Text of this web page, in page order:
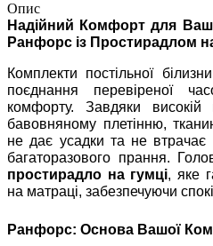
Опис
Надійний Комфорт для
Ранфорс із Простирадлом
Комплекти постільної
поєднання перевіреної
комфорту. Завдяки високій
бавовняному плетінню,
не дає усадки та не втрачає
багаторазового прання.
простирадло на гумці, яке
на матраці, забезпечуючи
Ранфорс: Основа Вашої